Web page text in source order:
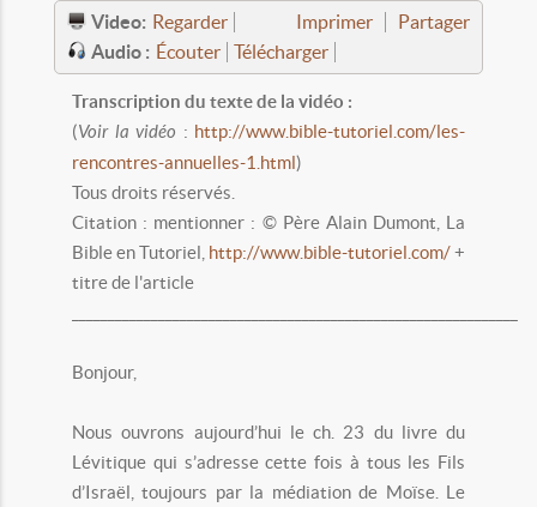
Partager
Imprimer
Video: Regarder
Audio : Écouter Télécharger
Transcription du texte de la vidéo :
(Voir la vidéo : http://www.bible-tutoriel.com/les-
rencontres-annuelles-1.html)
Tous droits réservés.
Citation : mentionner : © Père Alain Dumont, La
Bible en Tutoriel, http://www.bible-tutoriel.com/+
titre de l'article
Bonjour,
Nous ouvrons aujourd’hui le ch. 23 du livre du
Lévitique qui s’adresse cette fois à tous les Fils
d’Israël, toujours par la médiation de Moïse. Le